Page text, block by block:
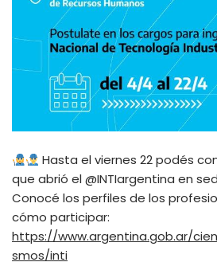
Hasta el viernes 22 podés
que abrió el @INTIargentina en
Conocé los perfiles de los
cómo participar:
https://www.argentina.gob.ar/
smos/inti